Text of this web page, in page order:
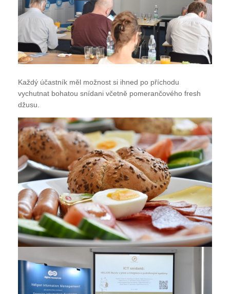
Každý účastník měl možnost si ihned po příchodu
vychutnat bohatou snídani včetně pomerančového fresh
džusu.